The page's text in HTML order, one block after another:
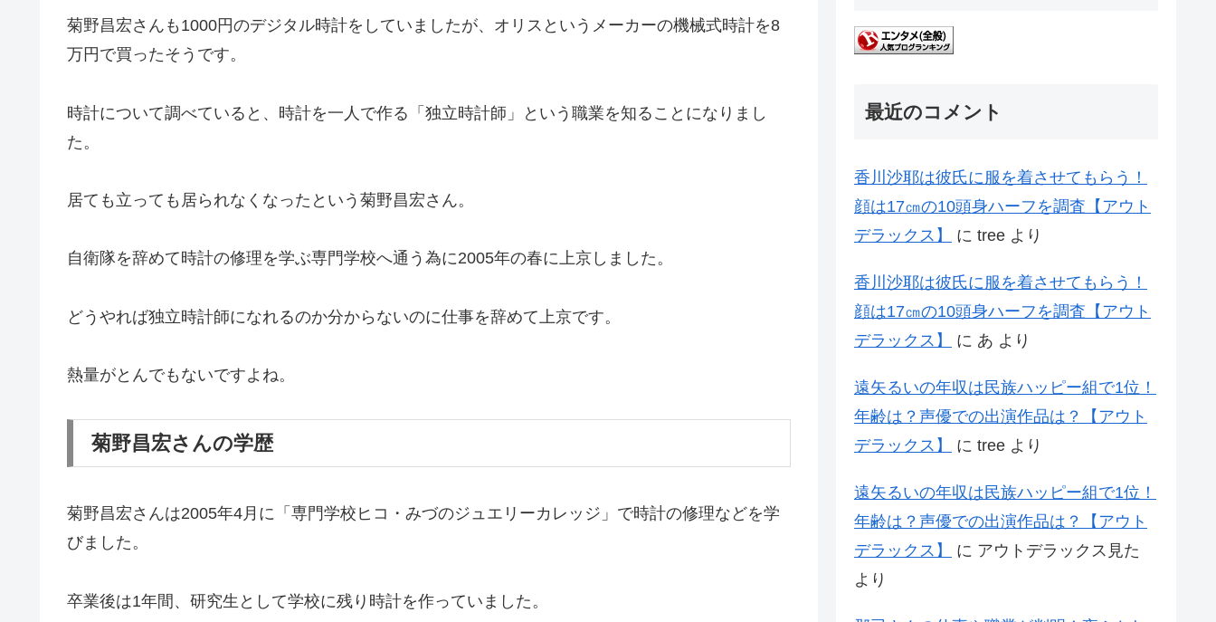
菊野昌宏さんも1000円のデジタル時計をしていましたが、オリスというメーカーの機械式時計を8
万円で買ったそうです。
時計について調べていると、時計を一人で作る「独立時計師」という職業を知ることになりまし
た。
居ても立っても居られなくなったという菊野昌宏さん。
自衛隊を辞めて時計の修理を学ぶ専門学校へ通う為に2005年の春に上京しました。
どうやれば独立時計師になれるのか分からないのに仕事を辞めて上京です。
熱量がとんでもないですよね。
菊野昌宏さんの学歴
菊野昌宏さんは2005年4月に「専門学校ヒコ・みづのジュエリーカレッジ」で時計の修理などを学
びました。
卒業後は1年間、研究生として学校に残り時計を作っていました。
最近のコメント
香川沙耶は彼氏に服を着させてもらう！
顔は17㎝の10頭身ハーフを調査【アウト
デラックス】
に tree より
香川沙耶は彼氏に服を着させてもらう！
顔は17㎝の10頭身ハーフを調査【アウト
デラックス】
に あ より
遠矢るいの年収は民族ハッピー組で1位！
年齢は？声優での出演作品は？【アウト
デラックス】
に tree より
遠矢るいの年収は民族ハッピー組で1位！
年齢は？声優での出演作品は？【アウト
デラックス】
に アウトデラックス見た
より